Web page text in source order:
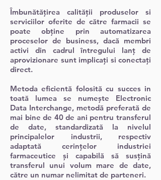
Îmbunătățirea calității produselor si
serviciilor oferite de către farmacii se
poate obține prin automatizarea
proceselor de business, dacă membri
activi din cadrul întregului lanț de
aprovizionare sunt implicați si conectați
direct.
Metoda eficientă folosită cu succes in
toată lumea se numește Electronic
Data Interchange, metodă preferată de
mai bine de 40 de ani pentru transferul
de date, standardizată la nivelul
principalelor industrii, respectiv
adaptată cerințelor industriei
farmaceutice și capabilă să susțină
transferul unui volum mare de date,
către un numar nelimitat de parteneri.